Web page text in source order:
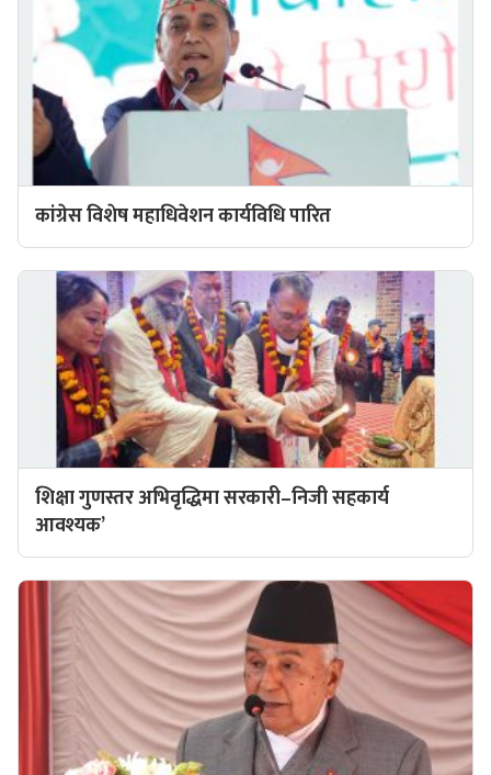
कांग्रेस विशेष महाधिवेशन कार्यविधि पारित
शिक्षा गुणस्तर अभिवृद्धिमा सरकारी–निजी सहकार्य
आवश्यक’